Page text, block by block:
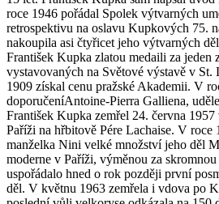
roce 1946 pořádal Spolek výtvarných
retrospektivu na oslavu Kupkových 75.
nakoupila asi čtyřicet jeho výtvarných
František Kupka zlatou medaili za jeden
vystavovaných na Světové výstavě v
1909 získal cenu pražské Akademii. V
doporučeníAntoine-Pierra Galliena,
František Kupka zemřel 24. června
Paříži na hřbitově Pére Lachaise. V roce
manželka Nini velké množství jeho děl
moderne v Paříži, výměnou za
uspořádalo hned o rok později první
děl. V květnu 1963 zemřela i vdova po